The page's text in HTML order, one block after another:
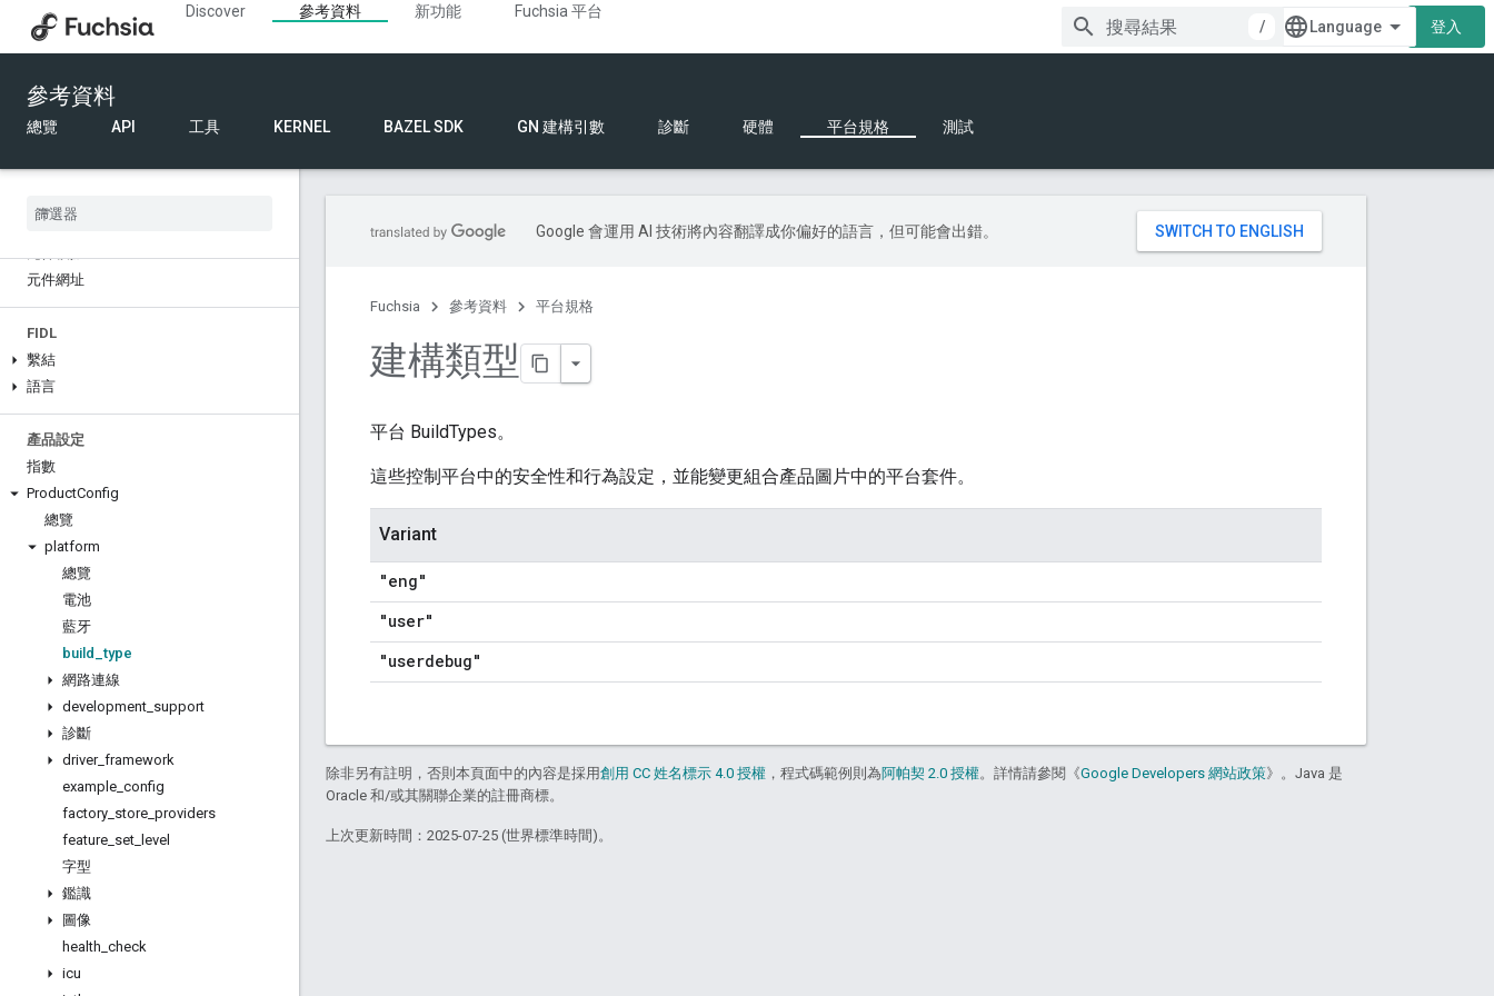
Discover 參考資料 新功能
Fuchsia 平台
/
登入
參考資料
總覽 API 工具 KERNEL BAZEL SDK GN 建構引數 診斷 硬體 平台規格 測試
元件架構
元件結構化設定
元件網址
FIDL
繫結
語言
產品設定
指數
ProductConfig
總覽
platform
總覽
電池
藍牙
build _type
網路連線
development support
診斷
driver_ framework
example config
factory store providers
feature set level
字型
鑑識
圖像
health check
icu
Google 會運用 AI 技術將內容翻譯成你偏好的語言，但可能會出錯。
Fuchsia 參考資料 平台規格
建構類型
平台 BuildTypes。
這些控制平台中的安全性和行為設定，並能變更組合產品圖片中的平台套件。
Variant
"eng"
"user"
"userdebug"
除非另有註明，否則本頁面中的內容是採用創用 CC 姓名標示 4.0 授權 ，程式碼範例則為阿帕契 2.0 授權。詳情請參閱《Google Developers 網站政策》。Java 是
Oracle 和/或其關聯企業的註冊商標。
上次更新時間：2025-07-25 (世界標準時間)。